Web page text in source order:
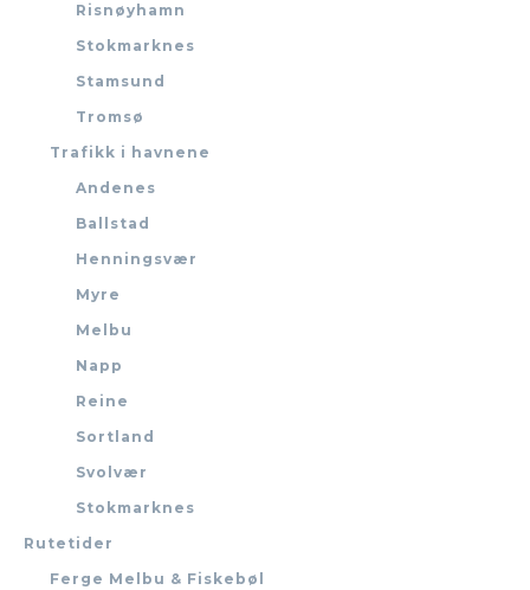
Risnøyhamn
Stokmarknes
Stamsund
Tromsø
Trafikk i havnene
Andenes
Ballstad
Henningsvær
Myre
Melbu
Napp
Reine
Sortland
Svolvær
Stokmarknes
Rutetider
Ferge Melbu & Fiskebøl